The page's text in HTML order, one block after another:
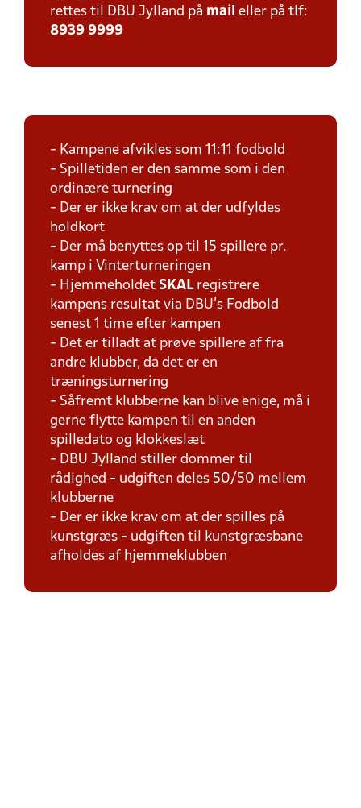
rettes til DBU Jylland på mail eller på tlf:
8939 9999
- Kampene afvikles som 11:11 fodbold
- Spilletiden er den samme som i den
ordinære turnering
- Der er ikke krav om at der udfyldes
holdkort
- Der må benyttes op til 15 spillere pr.
kamp i Vinterturneringen
- Hjemmeholdet SKAL registrere
kampens resultat via DBU's Fodbold
senest 1 time efter kampen
- Det er tilladt at prøve spillere af fra
andre klubber, da det er en
træningsturnering
- Såfremt klubberne kan blive enige, må i
gerne flytte kampen til en anden
spilledato og klokkeslæt
- DBU Jylland stiller dommer til
rådighed - udgiften deles 50/50 mellem
klubberne
- Der er ikke krav om at der spilles på
kunstgræs - udgiften til kunstgræsbane
afholdes af hjemmeklubben